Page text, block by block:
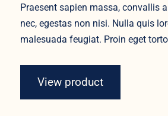
Praesent sapien massa, convallis
nec, egestas non nisi. Nulla quis
malesuada feugiat. Proin eget
View product